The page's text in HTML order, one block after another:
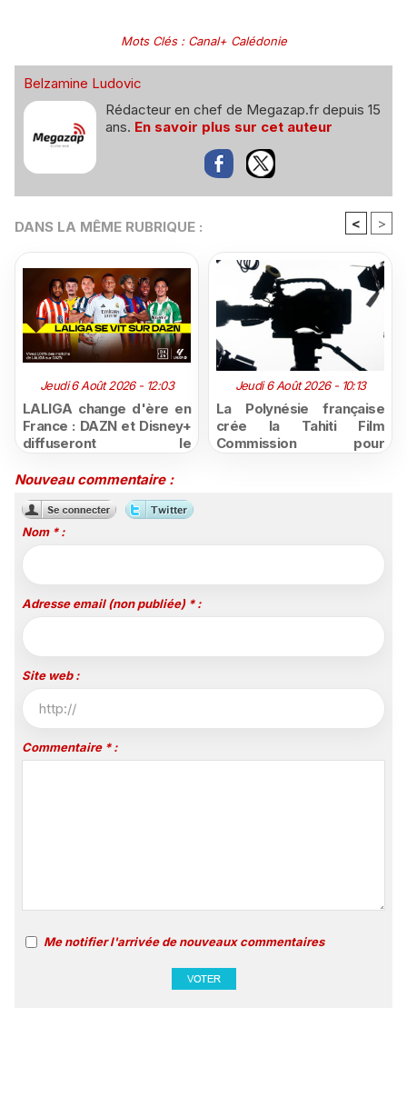
Mots Clés: Canal+ Calédonie
Belzamine Ludovic
Rédacteur en chef de Megazap.fr depuis 15
ans. En savoir plus sur cet auteur
DANS LA MÊME RUBRIQUE : < >
Jeudi 6 Août 2026 - 12:03
LALIGA change d'ère en
France : DAZN et Disney+
diffuseront le
jusqu'en 2029, un revers
Jeudi 6 Août 2026 - 10:13
La Polynésie française
crée la Tahiti Film
Commission pour
Nouveau commentaire :
Nom * :
Adresse email (non publiée) * :
Site web :
Commentaire * :
Me notifier l'arrivée de nouveaux commentaires